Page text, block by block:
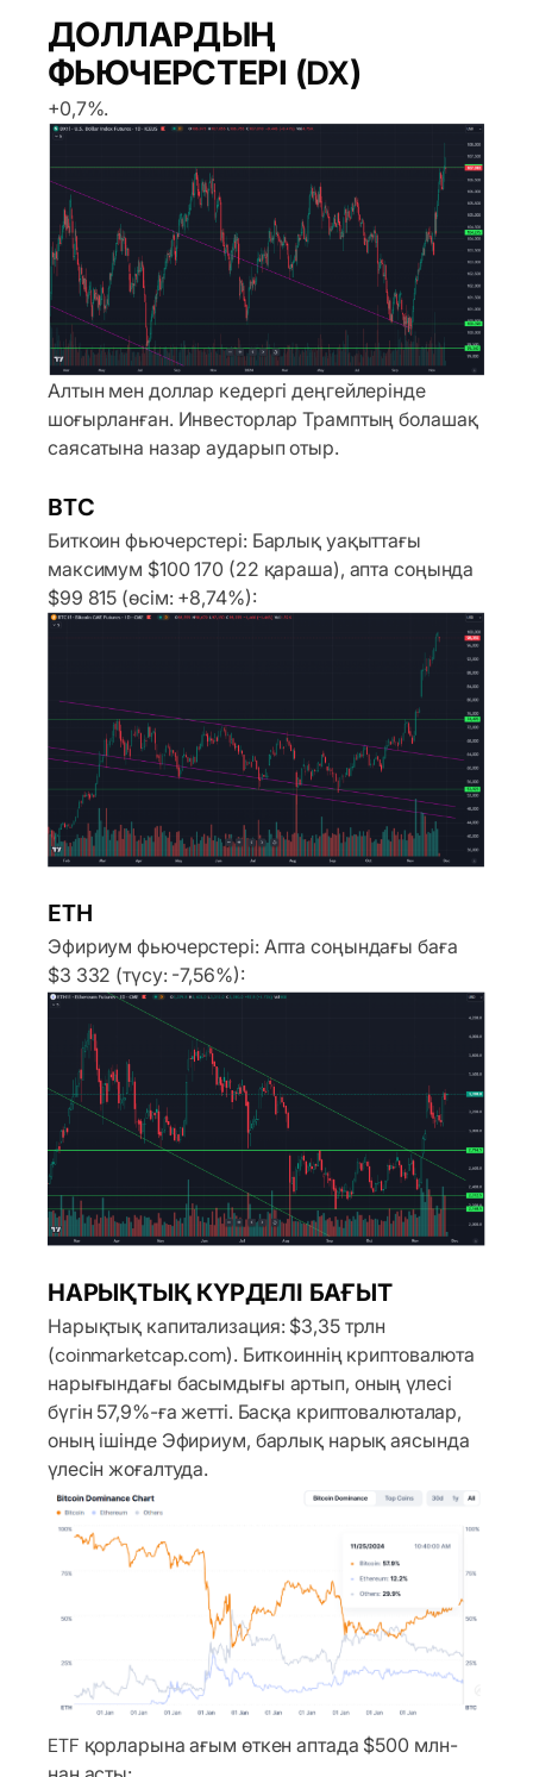
ДОЛЛАРДЫҢ
ФЬЮЧЕРСТЕРІ (DX)
+0,7%.
Алтын мен доллар кедергі деңгейлерінде
шоғырланған. Инвесторлар Трамптың болашақ
саясатына назар аударып отыр.
BTC
Биткоин фьючерстері: Барлық уақыттағы
максимум $100 170 (22 қараша), апта соңында
$99 815 (өсім: +8,74%):
ETH
Эфириум фьючерстері: Апта соңындағы баға
$3 332 (түсу: -7,56%):
НАРЫҚТЫҚ КҮРДЕЛІ БАҒЫТ
Нарықтық капитализация: $3,35 трлн
(coinmarketcap.com). Биткоиннің криптовалюта
нарығындағы басымдығы артып, оның үлесі
бүгін 57,9%-ға жетті. Басқа криптовалюталар,
оның ішінде Эфириум, барлық нарық аясында
үлесін жоғалтуда.
ETF қорларына ағым өткен аптада $500 млн-